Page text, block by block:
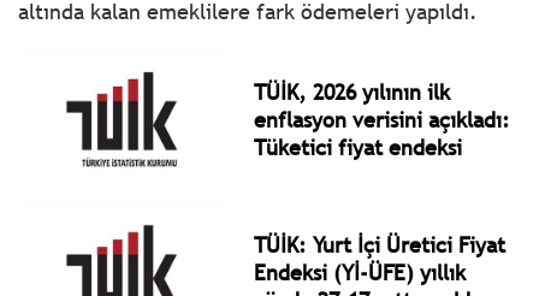
altında kalan emeklilere fark ödemeleri yapıldı.
TÜİK, 2026 yılının ilk
enflasyon verisini açıkladı:
Tüketici fiyat endeksi
TÜİK: Yurt İçi Üretici Fiyat
Endeksi (Yİ-ÜFE) yıllık